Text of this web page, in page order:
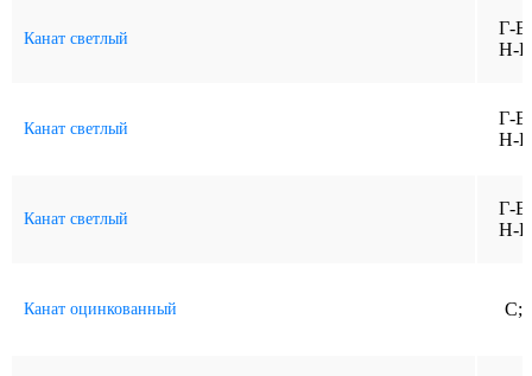
Канат светлый
Г-
Н-
Канат светлый
Г-
Н-
Канат светлый
Г-
Н-
Канат оцинкованный C;